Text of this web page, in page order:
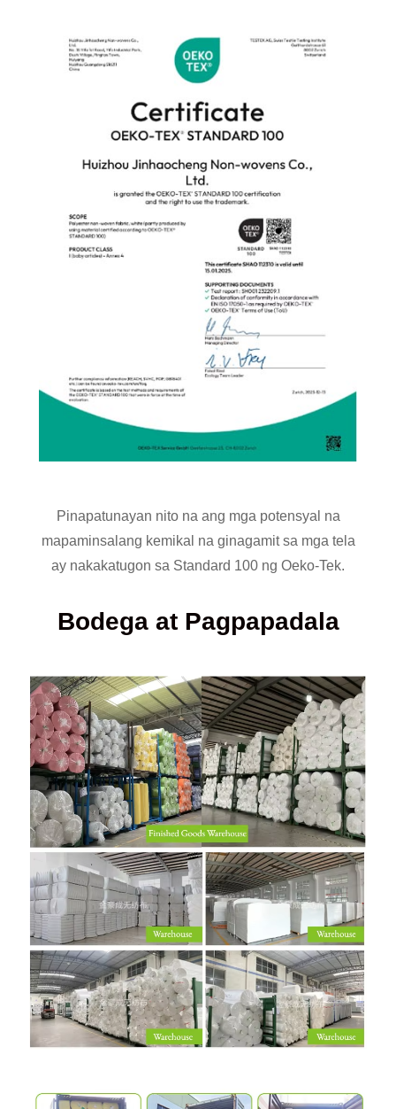
Pinapatunayan nito na ang mga potensyal na
mapaminsalang kemikal na ginagamit sa mga tela
ay nakakatugon sa Standard 100 ng Oeko-Tek.
Bodega at Pagpapadala